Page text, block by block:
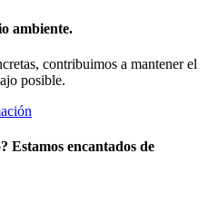
ambiente.
contribuimos a mantener el
posible.
Estamos encantados de